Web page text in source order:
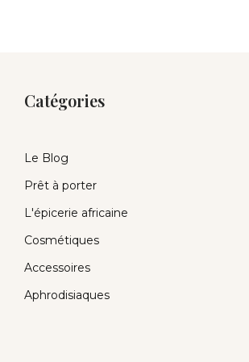
Catégories
Le Blog
Prêt à porter
L'épicerie africaine
Cosmétiques
Accessoires
Aphrodisiaques